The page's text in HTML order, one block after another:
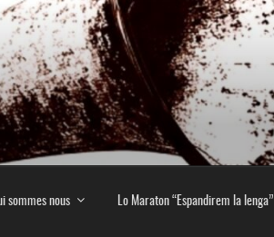
NOIRE
sommes nous Lo Maraton “Espandirem la lenga”